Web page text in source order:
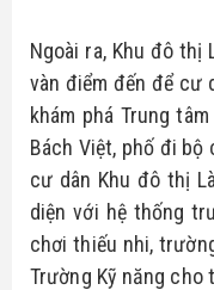
Ngoài ra, Khu đô thị
vàn điểm đến để cư
khám phá Trung
Bách Việt, phố đi bộ
cư dân Khu đô thị
diện với hệ thống
chơi thiếu nhi,
Trường Kỹ năng cho